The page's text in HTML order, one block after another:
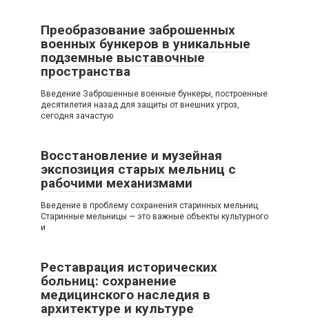
Преобразование заброшенных
военных бункеров в уникальные
подземные выставочные
пространства
Введение Заброшенные военные бункеры, построенные
десятилетия назад для защиты от внешних угроз,
сегодня зачастую
Восстановление и музейная
экспозиция старых мельниц с
рабочими механизмами
Введение в проблему сохранения старинных мельниц
Старинные мельницы — это важные объекты культурного
и
Реставрация исторических
больниц: сохранение
медицинского наследия в
архитектуре и культуре